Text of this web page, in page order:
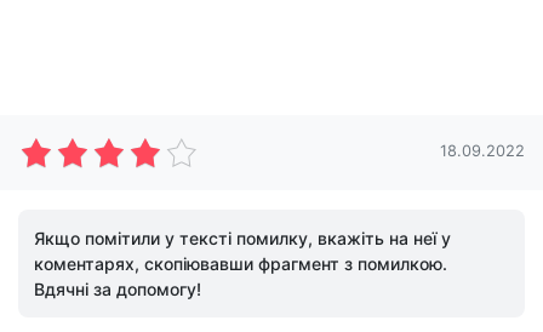
18.09.2022
Якщо помітили у тексті помилку, вкажіть на неї у
коментарях, скопіювавши фрагмент з помилкою.
Вдячні за допомогу!